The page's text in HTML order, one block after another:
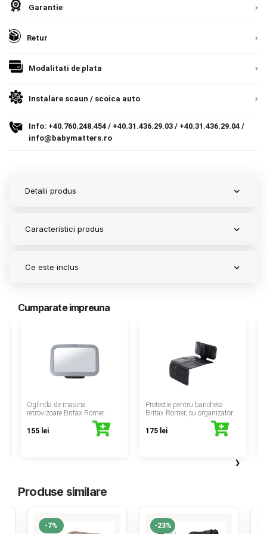
Copyright 2026 BabyMatters
Garantie
Retur
Modalitati de plata
Instalare scaun / scoica auto
Info: +40.760.248.454 / +40.31.436.29.03 / +40.31.436.29.04 /
info@babymatters.ro
Detalii produs
Caracteristici produs
Ce este inclus
Cumparate impreuna
Oglinda de masina
retrovizoare Britax Romer
155 lei
Protectie pentru bancheta
Britax Romer, cu organizator
175 lei
›
Produse similare
-7% -23%